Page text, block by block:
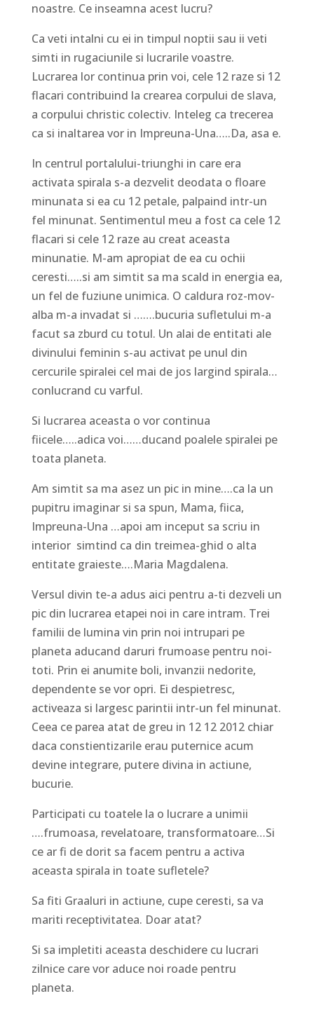
noastre. Ce inseamna acest lucru?
Ca veti intalni cu ei in timpul noptii sau ii veti
simti in rugaciunile si lucrarile voastre.
Lucrarea lor continua prin voi, cele 12 raze si 12
flacari contribuind la crearea corpului de slava,
a corpului christic colectiv. Inteleg ca trecerea
ca si inaltarea vor in Impreuna-Una…..Da, asa e.
In centrul portalului-triunghi in care era
activata spirala s-a dezvelit deodata o floare
minunata si ea cu 12 petale, palpaind intr-un
fel minunat. Sentimentul meu a fost ca cele 12
flacari si cele 12 raze au creat aceasta
minunatie. M-am apropiat de ea cu ochii
ceresti…..si am simtit sa ma scald in energia ea,
un fel de fuziune unimica. O caldura roz-mov-
alba m-a invadat si …….bucuria sufletului m-a
facut sa zburd cu totul. Un alai de entitati ale
divinului feminin s-au activat pe unul din
cercurile spiralei cel mai de jos largind spirala…
conlucrand cu varful.
Si lucrarea aceasta o vor continua
fiicele…..adica voi……ducand poalele spiralei pe
toata planeta.
Am simtit sa ma asez un pic in mine….ca la un
pupitru imaginar si sa spun, Mama, fiica,
Impreuna-Una …apoi am inceput sa scriu in
interior simtind ca din treimea-ghid o alta
entitate graieste….Maria Magdalena.
Versul divin te-a adus aici pentru a-ti dezveli un
pic din lucrarea etapei noi in care intram. Trei
familii de lumina vin prin noi intrupari pe
planeta aducand daruri frumoase pentru noi-
toti. Prin ei anumite boli, invanzii nedorite,
dependente se vor opri. Ei despietresc,
activeaza si largesc parintii intr-un fel minunat.
Ceea ce parea atat de greu in 12 12 2012 chiar
daca constientizarile erau puternice acum
devine integrare, putere divina in actiune,
bucurie.
Participati cu toatele la o lucrare a unimii
….frumoasa, revelatoare, transformatoare…Si
ce ar fi de dorit sa facem pentru a activa
aceasta spirala in toate sufletele?
Sa fiti Graaluri in actiune, cupe ceresti, sa va
mariti receptivitatea. Doar atat?
Si sa impletiti aceasta deschidere cu lucrari
zilnice care vor aduce noi roade pentru
planeta.